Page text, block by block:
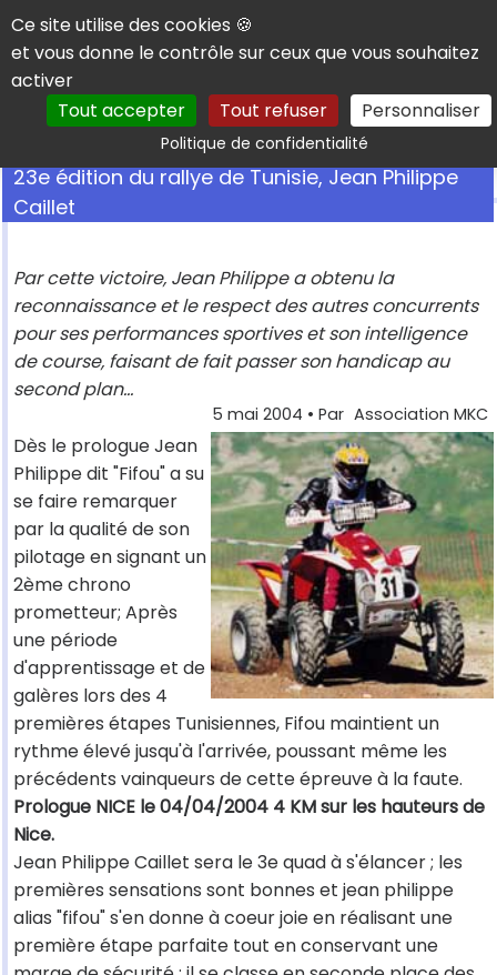
Panneau de gestion des cookies
Ce site utilise des cookies 🍪
et vous donne le contrôle sur ceux que vous souhaitez
activer
Tout accepter
Tout refuser Personnaliser
Politique de confidentialitéRechercher
23e édition du rallye de Tunisie, Jean Philippe
Caillet
Par cette victoire, Jean Philippe a obtenu la
reconnaissance et le respect des autres concurrents
pour ses performances sportives et son intelligence
de course, faisant de fait passer son handicap au
second plan...
5 mai 2004 • Par Association MKC
Dès le prologue Jean
Philippe dit "Fifou" a su
se faire remarquer
par la qualité de son
pilotage en signant un
2ème chrono
prometteur; Après
une période
d'apprentissage et de
galères lors des 4
premières étapes Tunisiennes, Fifou maintient un
rythme élevé jusqu'à l'arrivée, poussant même les
précédents vainqueurs de cette épreuve à la faute.
Prologue NICE le 04/04/2004 4 KM sur les hauteurs de
Nice.
Jean Philippe Caillet sera le 3e quad à s'élancer ; les
premières sensations sont bonnes et jean philippe
alias "fifou" s'en donne à coeur joie en réalisant une
première étape parfaite tout en conservant une